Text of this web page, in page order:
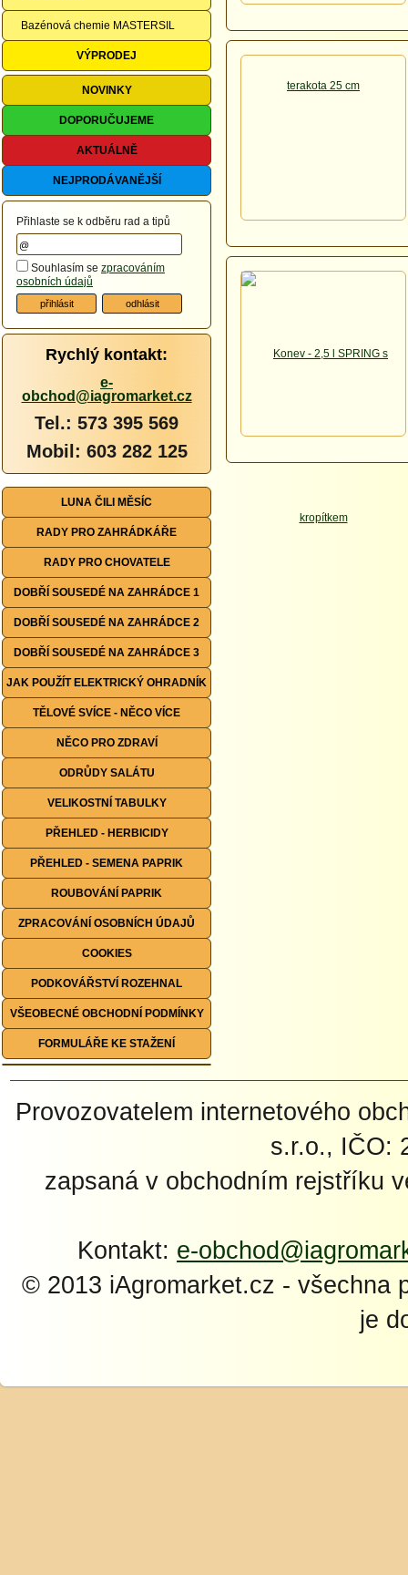
Bazénová chemie MASTERSIL
VÝPRODEJ
NOVINKY
DOPORUČUJEME
AKTUÁLNĚ
NEJPRODÁVANĚJŠÍ
Přihlaste se k odběru rad a tipů
Souhlasím se zpracováním
osobních údajů
Rychlý kontakt:
e-
obchod@iagromarket.cz
Tel.: 573 395 569
Mobil: 603 282 125
LUNA ČILI MĚSÍC
RADY PRO ZAHRÁDKÁŘE
RADY PRO CHOVATELE
DOBŘÍ SOUSEDÉ NA ZAHRÁDCE 1
DOBŘÍ SOUSEDÉ NA ZAHRÁDCE 2
DOBŘÍ SOUSEDÉ NA ZAHRÁDCE 3
JAK POUŽÍT ELEKTRICKÝ OHRADNÍK
TĚLOVÉ SVÍCE - NĚCO VÍCE
NĚCO PRO ZDRAVÍ
ODRŮDY SALÁTU
VELIKOSTNÍ TABULKY
PŘEHLED - HERBICIDY
PŘEHLED - SEMENA PAPRIK
ROUBOVÁNÍ PAPRIK
ZPRACOVÁNÍ OSOBNÍCH ÚDAJŮ
COOKIES
PODKOVÁŘSTVÍ ROZEHNAL
VŠEOBECNÉ OBCHODNÍ PODMÍNKY
FORMULÁŘE KE STAŽENÍ
Provozovatelem internetového
s.r.o., IČO:
zapsaná v obchodním rejstříku
Kontakt: e-
© 2013 iAgromarket.cz - všechna
je